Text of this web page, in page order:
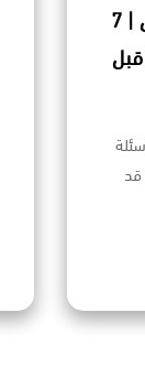
مكتب محاماة ابوظبي | 7
ابوظبي | 7 أسئلة
قد